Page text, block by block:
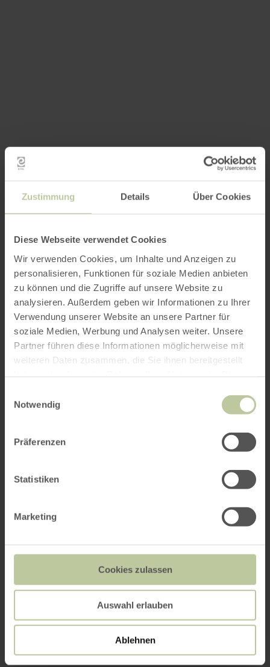
Zustimmung Details Über Cookies
Diese Webseite verwendet Cookies
Wir verwenden Cookies, um Inhalte und Anzeigen zu
personalisieren, Funktionen für soziale Medien anbieten
zu können und die Zugriffe auf unsere Website zu
analysieren. Außerdem geben wir Informationen zu Ihrer
Verwendung unserer Website an unsere Partner für
soziale Medien, Werbung und Analysen weiter. Unsere
Partner führen diese Informationen möglicherweise mit
weiteren Daten zusammen, die Sie ihnen bereitgestellt
Notwendig
Präferenzen
Statistiken
Marketing
Cookies zulassen
Auswahl erlauben
Ablehnen